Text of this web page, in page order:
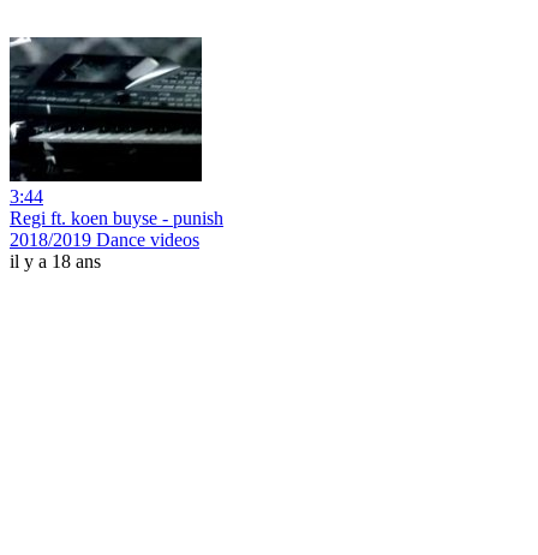
3:44
Regi ft. koen buyse - punish
2018/2019 Dance videos
il y a 18 ans